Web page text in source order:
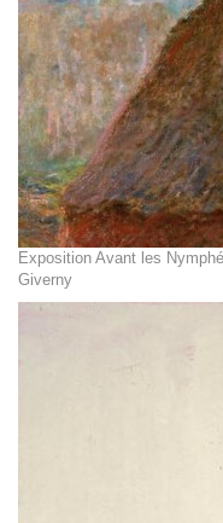
Exposition Avant les
Giverny